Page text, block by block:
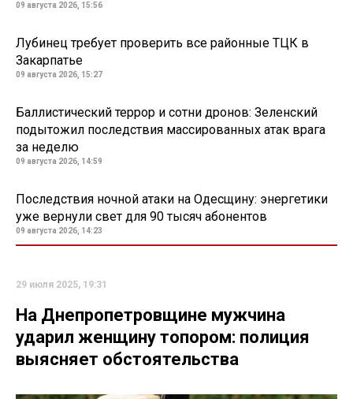
09 августа 2026, 15:56
Лубинец требует проверить все районные ТЦК в
Закарпатье
09 августа 2026, 15:27
Баллистический террор и сотни дронов: Зеленский
подытожил последствия массированных атак врага
за неделю
09 августа 2026, 14:59
Последствия ночной атаки на Одесщину: энергетики
уже вернули свет для 90 тысяч абонентов
09 августа 2026, 14:23
29 июля 2025, 19:31
На Днепропетровщине мужчина
ударил женщину топором: полиция
выясняет обстоятельства